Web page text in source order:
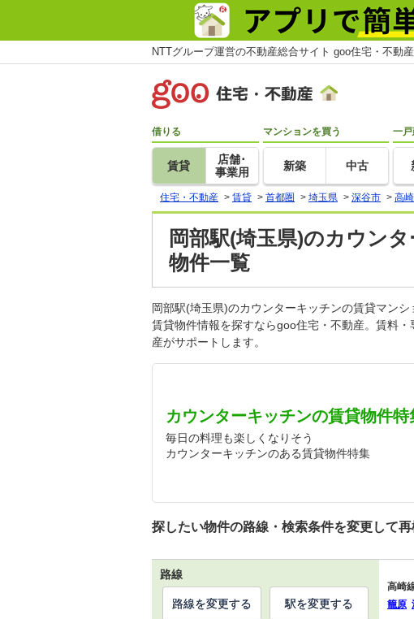
NTTグループ運営の不動産総合サイト goo住宅・不動産
借りる
賃貸
店舗･
事業用
マンションを買う
新築 中古
一戸
住宅・不動産 > 賃貸 > 首都圏 > 埼玉県 > 深谷市 > 高
岡部駅(埼玉県)のカウン
物件一覧
岡部駅(埼玉県)のカウンターキッチンの賃貸マン
賃貸物件情報を探すならgoo住宅・不動産。賃料
産がサポートします。
カウンターキッチンの賃貸物件特
毎日の料理も楽しくなりそう
カウンターキッチンのある賃貸物件特集
探したい物件の路線・検索条件を変更して
路線
高崎
籠原
路線を変更する 駅を変更する